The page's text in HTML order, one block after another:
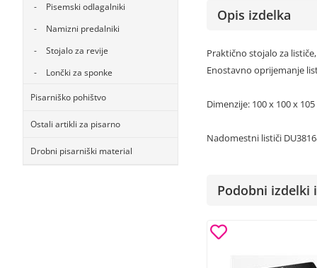
Pisemski odlagalniki
Namizni predalniki
Stojalo za revije
Lončki za sponke
Pisarniško pohištvo
Ostali artikli za pisarno
Drobni pisarniški material
Opis izdelka
Praktično stojalo za
Enostavno oprijemanje
Dimenzije: 100 x 100 x
Nadomestni lističi
Podobni izdelki